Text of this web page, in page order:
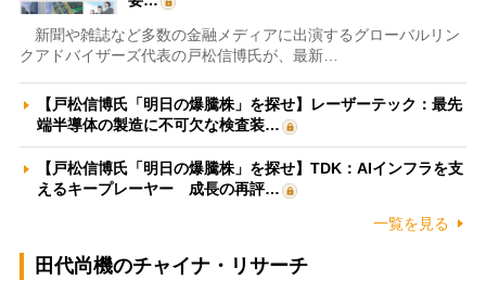
新聞や雑誌など多数の金融メディアに出演するグローバルリン
クアドバイザーズ代表の戸松信博氏が、最新…
【戸松信博氏「明日の爆騰株」を探せ】レーザーテック：最先
端半導体の製造に不可欠な検査装…
【戸松信博氏「明日の爆騰株」を探せ】TDK：AIインフラを支
えるキープレーヤー 成長の再評…
一覧を見る
田代尚機のチャイナ・リサーチ